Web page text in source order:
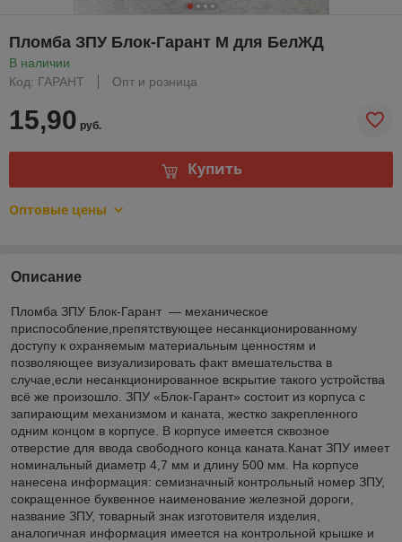
Пломба ЗПУ Блок-Гарант М для БелЖД
В наличии
Код: ГАРАНТ
Опт и розница
15,90 руб.
Купить
Оптовые цены
Описание
Пломба ЗПУ Блок-Гарант — механическое
приспособление,препятствующее несанкционированному
доступу к охраняемым материальным ценностям и
позволяющее визуализировать факт вмешательства в
случае,если несанкционированное вскрытие такого устройства
всё же произошло. ЗПУ «Блок-Гарант» состоит из корпуса с
запирающим механизмом и каната, жестко закрепленного
одним концом в корпусе. В корпусе имеется сквозное
отверстие для ввода свободного конца каната.Канат ЗПУ имеет
номинальный диаметр 4,7 мм и длину 500 мм. На корпусе
нанесена информация: семизначный контрольный номер ЗПУ,
сокращенное буквенное наименование железной дороги,
название ЗПУ, товарный знак изготовителя изделия,
аналогичная информация имеется на контрольной крышке и